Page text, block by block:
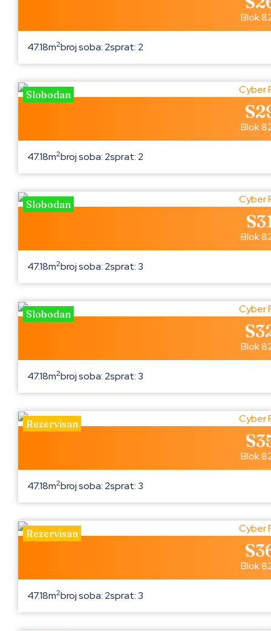
Blok
47.18m2broj soba: 2sprat: 2
Slobodan
Blok
47.18m2broj soba: 2sprat: 2
Slobodan
Blok
47.18m2broj soba: 2sprat: 3
Slobodan
Blok
47.18m2broj soba: 2sprat: 3
Rezervisan
Blok
47.18m2broj soba: 2sprat: 3
Rezervisan
Blok
47.18m2broj soba: 2sprat: 3